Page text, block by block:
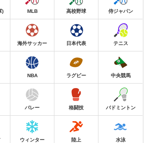
) MLB 高校野球 侍ジャパン
海外サッカー 日本代表 テニス
NBA ラグビー 中央競馬
バレー 格闘技 バドミントン
ウィンター 陸上 水泳